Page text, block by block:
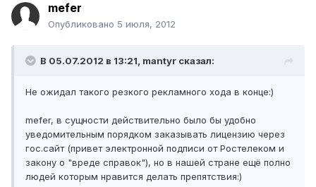
mefer
Опубликовано 5 июля, 2012
В 05.07.2012 в 13:21, mantyr сказал:
Не ожидал такого резкого рекламного хода в конце:)
mefer, в сущности действительно было бы удобно
уведомительным порядком заказывать лицензию через
гос.сайт (привет электронной подписи от Ростелеком и
закону о "вреде справок"), но в нашей стране ещё полно
людей которым нравится делать препятствия:)